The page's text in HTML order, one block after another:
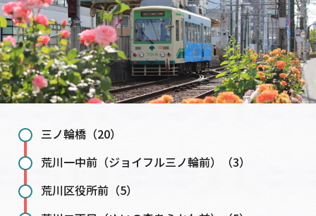
三ノ輪橋（20）
荒川一中前（ジョイフル三ノ輪前）（3）
荒川区役所前（5）